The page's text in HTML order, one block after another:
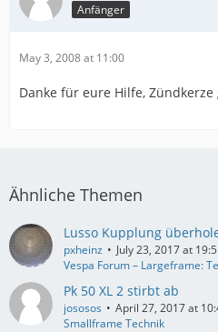
Anfänger
May 3, 2008 at 11:00
Danke für eure Hilfe,
Ähnliche Themen
Lusso Kupplung
pxheinz
July 23, 2017 at
Vespa Forum – Largeframe:
Pk 50 XL 2 stirbt ab
jososos
April 27, 2017 at
Smallframe Technik